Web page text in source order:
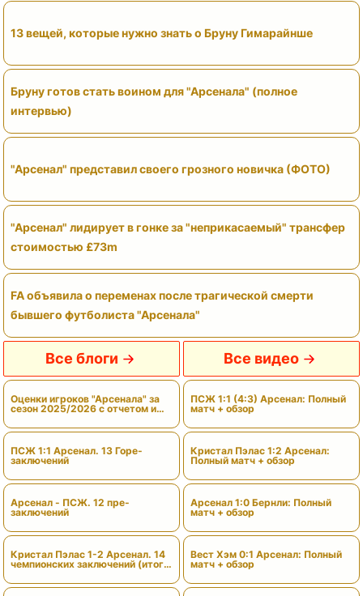
13 вещей, которые нужно знать о Бруну Гимарайнше
Бруну готов стать воином для "Арсенала" (полное
интервью)
"Арсенал" представил своего грозного новичка (ФОТО)
"Арсенал" лидирует в гонке за "неприкасаемый" трансфер
стоимостью £73m
FA объявила о переменах после трагической смерти
бывшего футболиста "Арсенала"
Все блоги
Оценки игроков "Арсенала" за
сезон 2025/2026 с отчетом и
ПСЖ 1:1 Арсенал. 13 Горе-
заключений
Арсенал - ПСЖ. 12 пре-
заключений
Кристал Пэлас 1-2 Арсенал. 14
чемпионских заключений (итоги
Все видео
ПСЖ 1:1 (4:3) Арсенал: Полный
матч + обзор
Кристал Пэлас 1:2 Арсенал:
Полный матч + обзор
Арсенал 1:0 Бернли: Полный
матч + обзор
Вест Хэм 0:1 Арсенал: Полный
матч + обзор